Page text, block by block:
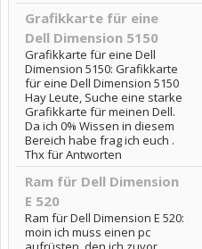
Grafikkarte für eine
Dell Dimension 5150
Grafikkarte für eine Dell
Dimension 5150: Grafikkarte
für eine Dell Dimension 5150
Hay Leute, Suche eine starke
Grafikkarte für meinen Dell.
Da ich 0% Wissen in diesem
Bereich habe frag ich euch .
Thx für Antworten
Ram für Dell Dimension
E 520
Ram für Dell Dimension E 520:
moin ich muss einen pc